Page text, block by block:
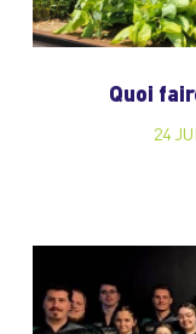
Quoi
24